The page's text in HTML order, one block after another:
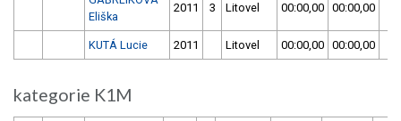
Eliška
2011 3 Litovel 00:00,00 00:00,00
KUTÁ Lucie 2011 Litovel 00:00,00 00:00,00
kategorie K1M